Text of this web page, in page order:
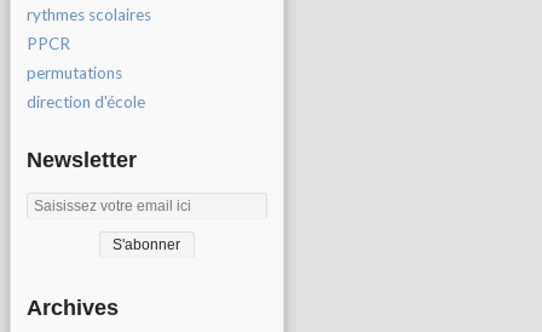
rythmes scolaires
PPCR
permutations
direction d'école
Newsletter
Archives